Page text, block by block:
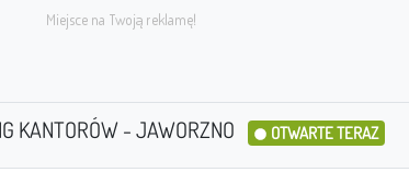
KANTORÓW - JAWORZNO OTWARTE TERAZ